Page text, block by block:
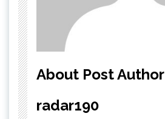
About Post Author
radar190